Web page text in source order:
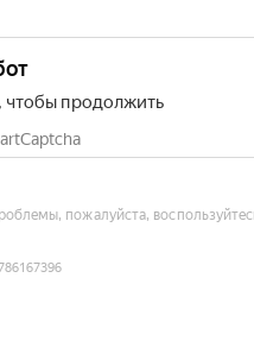
продолжить
пожалуйста,